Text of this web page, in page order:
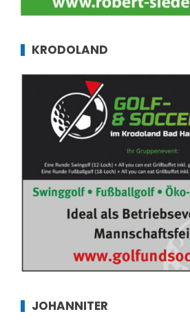
KRODOLAND
JOHANNITER